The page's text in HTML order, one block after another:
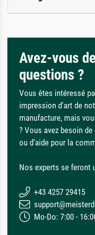
Avez-vous
questions ?
Vous êtes intéressé
impression d'art de
manufacture, mais
? Vous avez besoin
ou d'aide pour la
Nos experts se feront
+43 4257 29415
Mo-Do: 7:00 -